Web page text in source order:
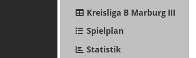
Kreisliga B Marburg III
Spielplan
Statistik